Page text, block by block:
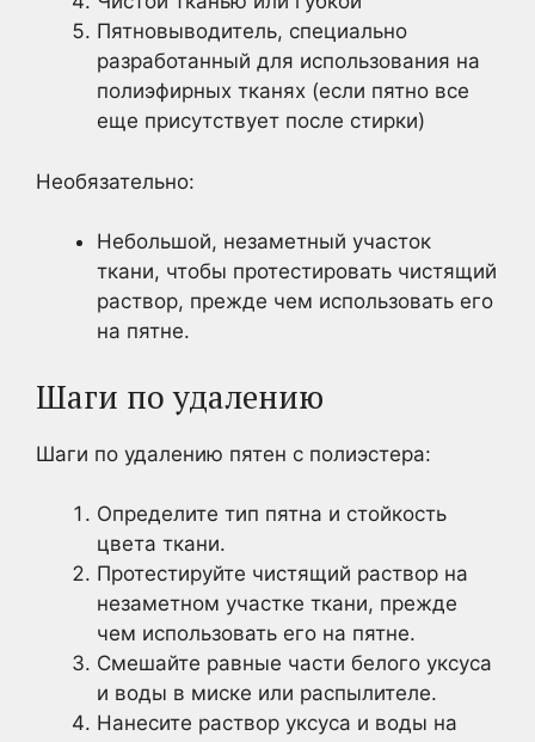
Пятновыводитель, специально
разработанный для использования на
полиэфирных тканях (если пятно все
еще присутствует после стирки)
Необязательно:
Небольшой, незаметный участок
ткани, чтобы протестировать чистящий
раствор, прежде чем использовать его
на пятне.
Шаги по удалению
Шаги по удалению пятен с полиэстера:
Определите тип пятна и стойкость
цвета ткани.
Протестируйте чистящий раствор на
незаметном участке ткани, прежде
чем использовать его на пятне.
Смешайте равные части белого уксуса
и воды в миске или распылителе.
Нанесите раствор уксуса и воды на